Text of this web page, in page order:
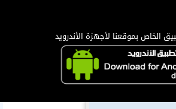
الخاص بموقعنا لأجهزة الأندرويد